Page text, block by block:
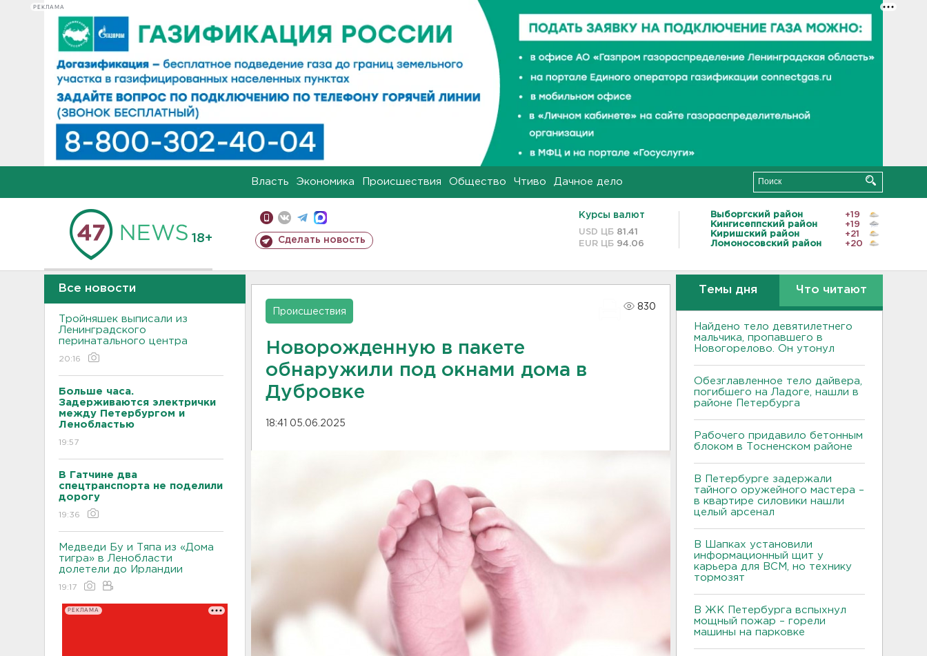
РЕКЛАМА
Власть Экономика Происшествия Общество Чтиво Дачное дело
18+ Сделать новость
Курсы валют
USD ЦБ 81.41
EUR ЦБ 94.06
Выборгский район
+19
Кингисеппский район
+19
Киришский район
+21
Ломоносовский район
+20
Все новости
Тройняшек выписали из
Ленинградского
перинатального центра
20:16
Больше часа.
Задерживаются электрички
между Петербургом и
Ленобластью
19:57
В Гатчине два
спецтранспорта не поделили
дорогу
19:36
Медведи Бу и Тяпа из «Дома
тигра» в Ленобласти
долетели до Ирландии
19:17
РЕКЛАМА
Происшествия
830
Новорожденную в пакете
обнаружили под окнами дома в
Дубровке
18:41 05.06.2025
Темы дня Что читают
Найдено тело девятилетнего
мальчика, пропавшего в
Новогорелово. Он утонул
Обезглавленное тело дайвера,
погибшего на Ладоге, нашли в
районе Петербурга
Рабочего придавило бетонным
блоком в Тосненском районе
В Петербурге задержали
тайного оружейного мастера –
в квартире силовики нашли
целый арсенал
В Шапках установили
информационный щит у
карьера для ВСМ, но технику
тормозят
В ЖК Петербурга вспыхнул
мощный пожар – горели
машины на парковке